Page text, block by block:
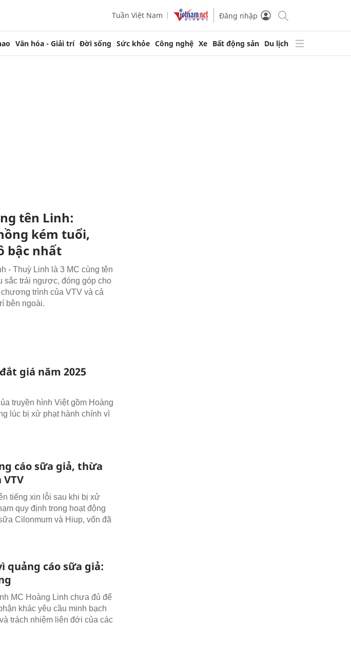
Tuần Việt Nam Đăng nhập
Văn hóa - Giải trí Đời sống Sức khỏe Công nghệ Xe Bất động sản Du lịch
tên Linh:
kém tuổi,
bậc nhất
- Thuỳ Linh là 3 MC cùng tên
sắc trái ngược, đóng góp cho
trình của VTV và cả
bên ngoài.
giá năm 2025
truyền hình Việt gồm Hoàng
lúc bị xử phạt hành chính vì
cáo sữa giả, thừa
tiếng xin lỗi sau khi bị xử
quy định trong hoạt động
Cilonmum và Hiup, vốn đã
quảng cáo sữa giả:
MC Hoàng Linh chưa đủ để
khác yêu cầu minh bạch
trách nhiệm liên đới của các